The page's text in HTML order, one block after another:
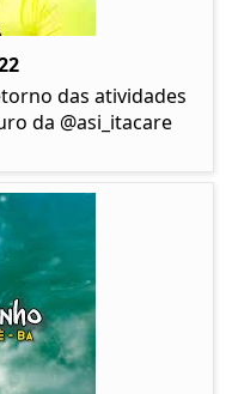
das atividades
da @asi_itacare